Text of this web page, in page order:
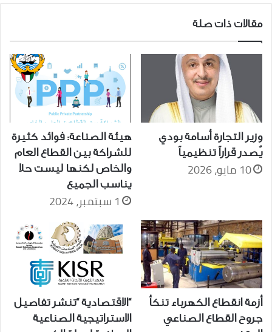
مقالات ذات صلة
وزير التجارة أسامة بودي
يُصدر قراراً تنظيمياً
10 مايو، 2026
هيئة الصناعة: فوائد كثيرة
للشراكة بين القطاع العام
والخاص لكنها ليست حلا
يناسب الجميع
1 سبتمبر، 2024
أزمة انقطاع الكهرباء تنكأ
جروح القطاع الصناعي
“الاقتصادية “تنشر تفاصيل
الاستراتيجية الصناعية